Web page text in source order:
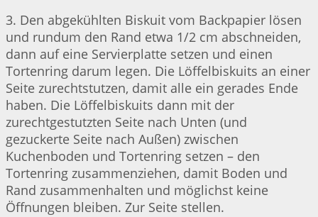
3. Den abgekühlten Biskuit vom Backpapier lösen
und rundum den Rand etwa 1/2 cm abschneiden,
dann auf eine Servierplatte setzen und einen
Tortenring darum legen. Die Löffelbiskuits an einer
Seite zurechtstutzen, damit alle ein gerades Ende
haben. Die Löffelbiskuits dann mit der
zurechtgestutzten Seite nach Unten (und
gezuckerte Seite nach Außen) zwischen
Kuchenboden und Tortenring setzen – den
Tortenring zusammenziehen, damit Boden und
Rand zusammenhalten und möglichst keine
Öffnungen bleiben. Zur Seite stellen.